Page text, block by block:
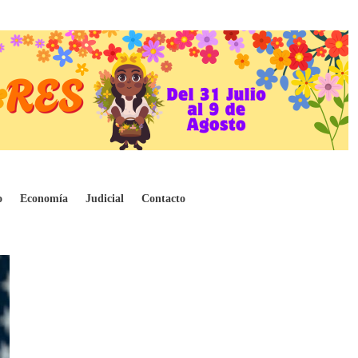
Economía Judicial Contacto